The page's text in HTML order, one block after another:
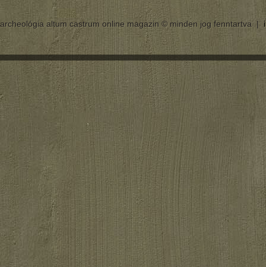
archeológia altum castrum online magazin © minden jog fenntartva |